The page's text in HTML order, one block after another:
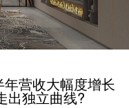
营收大幅度增长
出独立曲线?